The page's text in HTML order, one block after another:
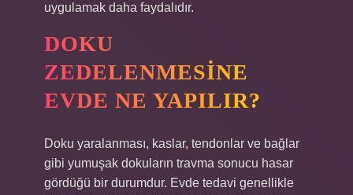
uygulamak daha faydalıdır.
DOKU
ZEDELENMESINE
EVDE NE YAPILIR?
Doku yaralanması, kaslar, tendonlar ve bağlar
gibi yumuşak dokuların travma sonucu hasar
gördüğü bir durumdur. Evde tedavi genellikle